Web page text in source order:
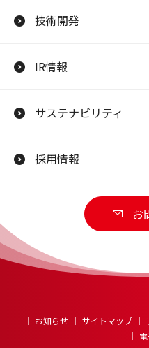
技術開発
IR情報
サステナビリティ
採用情報
お
お知らせ サイトマップ